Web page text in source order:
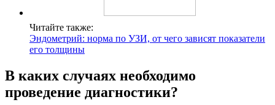
Читайте также:
Эндометрий: норма по УЗИ, от чего зависят показатели
его толщины
В каких случаях необходимо
проведение диагностики?